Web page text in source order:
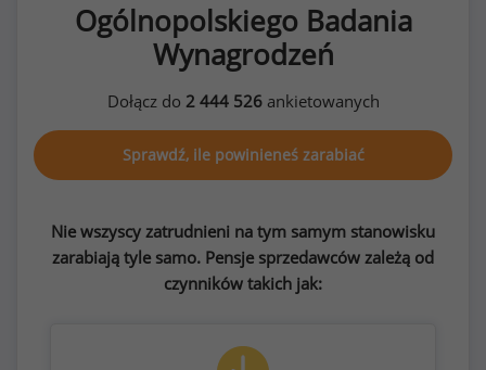
Ogólnopolskiego Badania
Wynagrodzeń
Dołącz do 2 444 526ankietowanych
Sprawdź, ile powinieneś zarabiać
Nie wszyscy zatrudnieni na tym samym stanowisku
zarabiają tyle samo. Pensje sprzedawców zależą od
czynników takich jak: